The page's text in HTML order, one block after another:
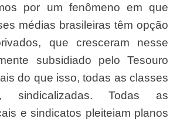
por um fenômeno em que
médias brasileiras têm opção
que cresceram nesse
subsidiado pelo Tesouro
do que isso, todas as classes
sindicalizadas. Todas as
e sindicatos pleiteiam planos